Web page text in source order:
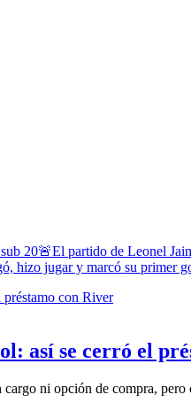
20🚨El partido de Leonel
hizo jugar y marcó su primer
así se cerró el
ni opción de compra,